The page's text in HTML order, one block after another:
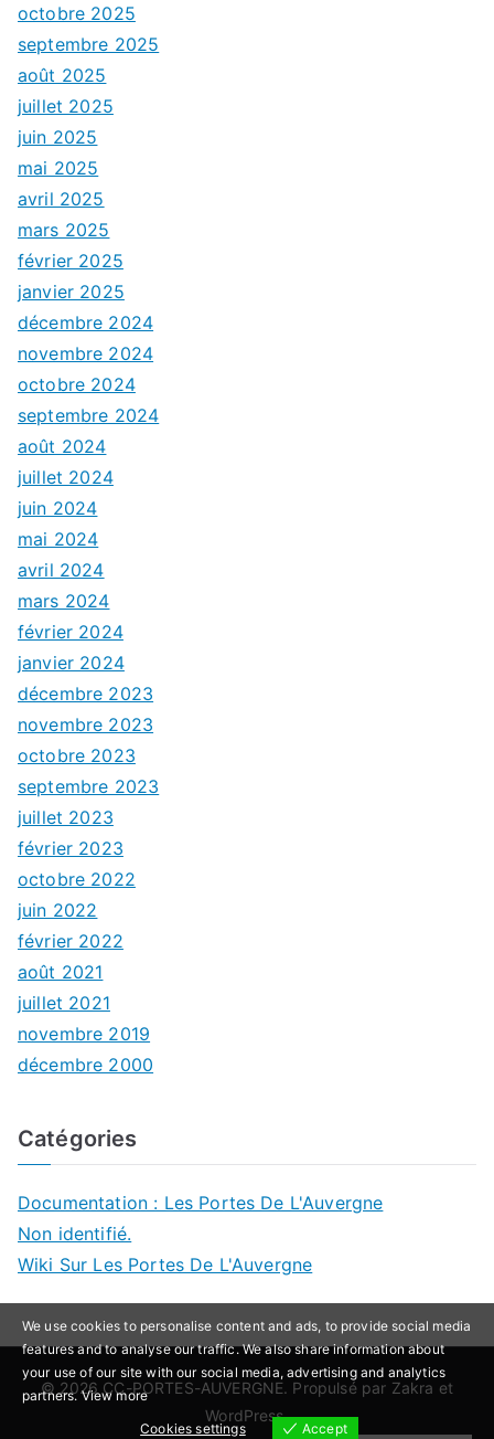
octobre 2025
septembre 2025
août 2025
juillet 2025
juin 2025
mai 2025
avril 2025
mars 2025
février 2025
janvier 2025
décembre 2024
novembre 2024
octobre 2024
septembre 2024
août 2024
juillet 2024
juin 2024
mai 2024
avril 2024
mars 2024
février 2024
janvier 2024
décembre 2023
novembre 2023
octobre 2023
septembre 2023
juillet 2023
février 2023
octobre 2022
juin 2022
février 2022
août 2021
juillet 2021
novembre 2019
décembre 2000
Catégories
Documentation : Les Portes De L'Auvergne
Non identifié.
Wiki Sur Les Portes De L'Auvergne
© 2026 CC-PORTES-AUVERGNE. Propulsé par Zakra et
WordPress.
We use cookies to personalise content and ads, to provide social media
features and to analyse our traffic. We also share information about
your use of our site with our social media, advertising and analytics
partners.View more
Cookies settings
Accept